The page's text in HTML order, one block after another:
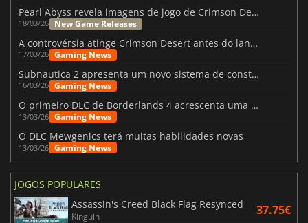
Pearl Abyss revela imagens de jogo de Crimson Desert para a PS5
18/03/26 New Game Releases
A controvérsia atinge Crimson Desert antes do lançamento
17/03/26 Gaming News
Subnautica 2 apresenta um novo sistema de construção de bases
16/03/26 Gaming News
O primeiro DLC de Borderlands 4 acrescenta uma nova personagem e muito mais
13/03/26 Gaming News
O DLC Mewgenics terá muitas habilidades novas
13/03/26 Gaming News
JOGOS POPULARES
Assassin's Creed Black Flag Resynced
Kinguin 37.75€